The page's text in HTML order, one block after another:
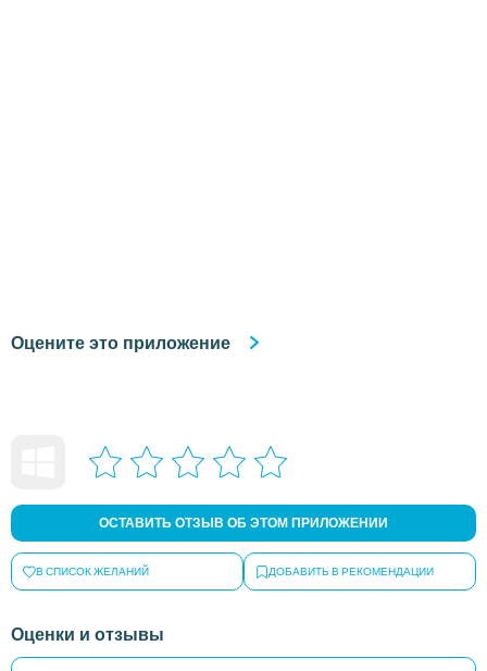
Оцените это приложение
ОСТАВИТЬ ОТЗЫВ ОБ ЭТОМ ПРИЛОЖЕНИИ
В СПИСОК ЖЕЛАНИЙ ДОБАВИТЬ В РЕКОМЕНДАЦИИ
Оценки и отзывы